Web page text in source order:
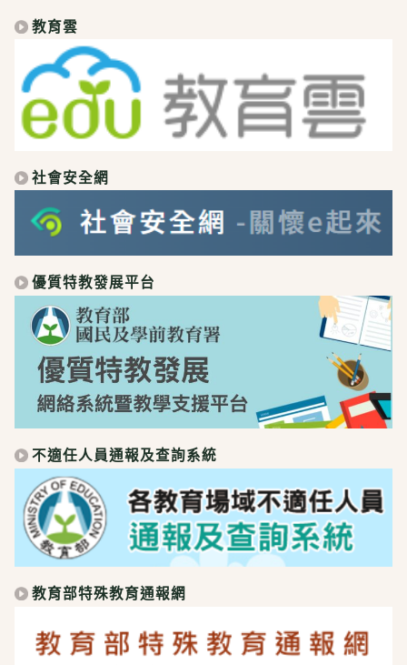
教育雲
社會安全網
優質特教發展平台
不適任人員通報及查詢系統
教育部特殊教育通報網